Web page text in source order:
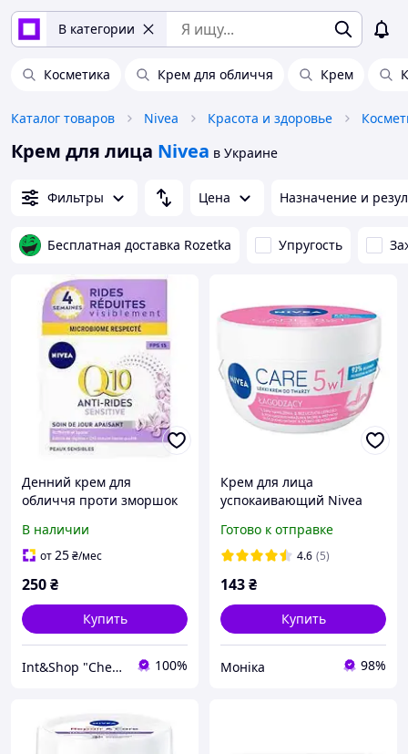
В категории
Косметика Крем для обличчя Крем
Каталог товаров Nivea Красота и здоровье
Крем для лица Nivea в Украине
Фильтры Цена Назначение и
Бесплатная доставка Rozetka Упругость
Денний крем для
обличчя проти зморшок
В наличии
от25₴/мес
250₴
Купить
Int&Shop "Cherry" 100%
Крем для лица
успокаивающий Nivea
Готово к отправке
4.6 (5)
143₴
Купить
Моніка 98%